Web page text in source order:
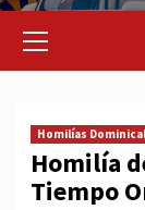
Menu
Homilías
Homilía
Tiempo